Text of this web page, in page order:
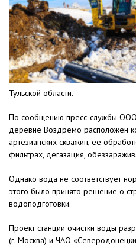
Тульской области.
По сообщению пресс-службы
деревне Воздремо расположен
артезианских скважин, ее
фильтрах, дегазация,
Однако вода не соответствует
этого было принято решение о
водоподготовки.
Проект станции очистки воды
(г. Москва) и ЧАО